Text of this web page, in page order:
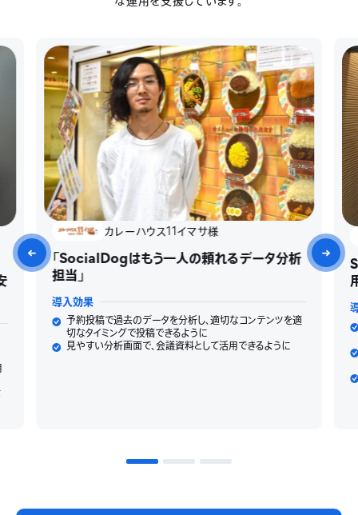
カレーハウス11イマサ様
「SocialDogはもう一人の頼れるデータ分析
担当」
導入効果
予約投稿で過去のデータを分析し、適切なコンテンツを適
切なタイミングで投稿できるように
見やすい分析画面で、会議資料として活用できるように